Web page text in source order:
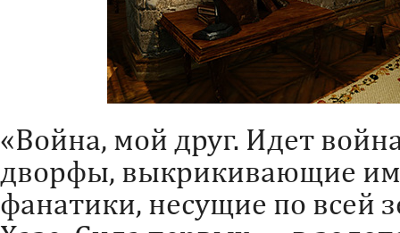
«Война, мой друг. Идет
дворфы, выкрикивающие
фанатики, несущие по всей